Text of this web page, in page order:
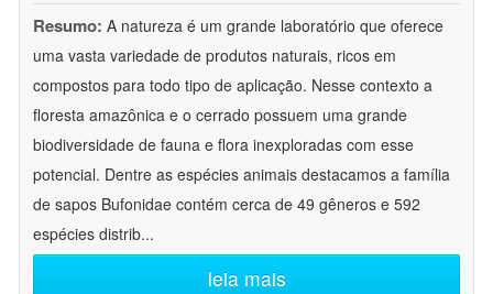
Resumo: A natureza é um grande laboratório que oferece
uma vasta variedade de produtos naturais, ricos em
compostos para todo tipo de aplicação. Nesse contexto a
floresta amazônica e o cerrado possuem uma grande
biodiversidade de fauna e flora inexploradas com esse
potencial. Dentre as espécies animais destacamos a família
de sapos Bufonidae contém cerca de 49 gêneros e 592
espécies distrib...
leia mais